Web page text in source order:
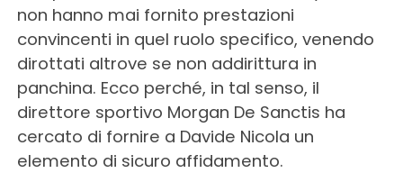
non hanno mai fornito prestazioni
convincenti in quel ruolo specifico, venendo
dirottati altrove se non addirittura in
panchina. Ecco perché, in tal senso, il
direttore sportivo Morgan De Sanctis ha
cercato di fornire a Davide Nicola un
elemento di sicuro affidamento.